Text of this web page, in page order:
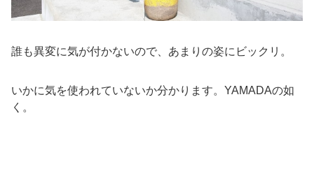
誰も異変に気が付かないので、あまりの姿にビックリ。
いかに気を使われていないか分かります。YAMADAの如
く。